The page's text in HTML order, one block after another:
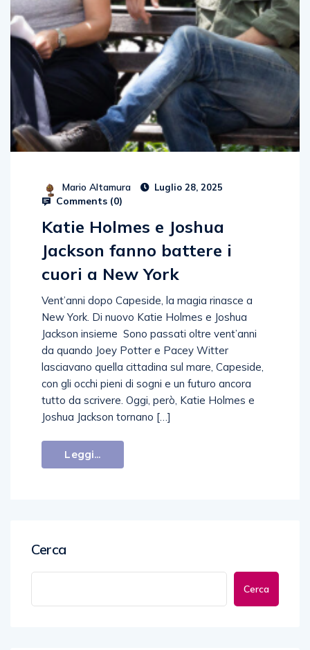
Mario Altamura Luglio 28, 2025
Comments (0)
Katie Holmes e Joshua
Jackson fanno battere i
cuori a New York
Vent’anni dopo Capeside, la magia rinasce a
New York. Di nuovo Katie Holmes e Joshua
Jackson insieme Sono passati oltre vent’anni
da quando Joey Potter e Pacey Witter
lasciavano quella cittadina sul mare, Capeside,
con gli occhi pieni di sogni e un futuro ancora
tutto da scrivere. Oggi, però, Katie Holmes e
Joshua Jackson tornano […]
Leggi...
Cerca
Cerca